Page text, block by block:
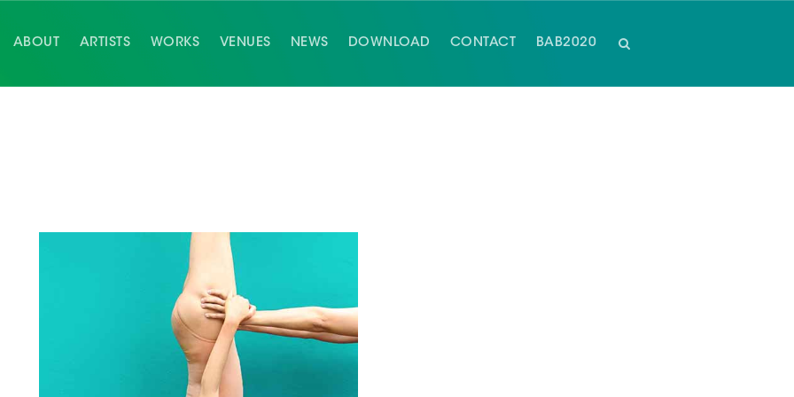
ABOUT ARTISTS WORKS VENUES NEWS DOWNLOAD CONTACT BAB2020